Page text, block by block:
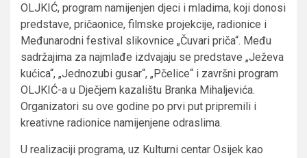
OLJKIĆ, program namijenjen djeci i mladima, koji donosi
predstave, pričaonice, filmske projekcije, radionice i
Međunarodni festival slikovnice „Čuvari priča“. Među
sadržajima za najmlađe izdvajaju se predstave „Ježeva
kućica“, „Jednozubi gusar“, „Pčelice“ i završni program
OLJKIĆ-a u Dječjem kazalištu Branka Mihaljevića.
Organizatori su ove godine po prvi put pripremili i
kreativne radionice namijenjene odraslima.
U realizaciji programa, uz Kulturni centar Osijek kao